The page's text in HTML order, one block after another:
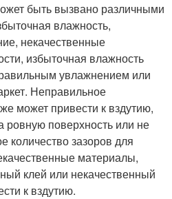
быть вызвано различными
влажность,
некачественные
избыточная влажность
увлажнением или
Неправильное
может привести к вздутию,
поверхность или не
количество зазоров для
материалы,
клей или некачественный
к вздутию.